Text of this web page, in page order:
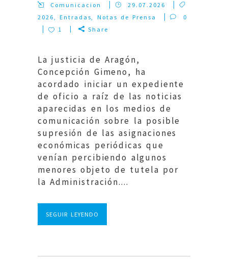
Comunicacion
29.07.2026
2026,Entradas, Notas de Prensa
0
1
Share
La justicia de Aragón,
Concepción Gimeno, ha
acordado iniciar un expediente
de oficio a raíz de las noticias
aparecidas en los medios de
comunicación sobre la posible
supresión de las asignaciones
económicas periódicas que
venían percibiendo algunos
menores objeto de tutela por
la Administración....
SEGUIR LEYENDO